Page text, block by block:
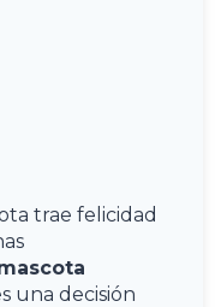
trae felicidad
una decisión